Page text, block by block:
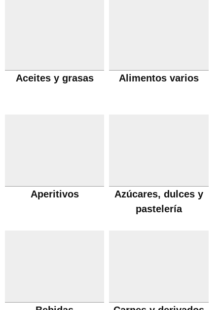
Aceites y grasas Alimentos varios
Aperitivos
Azúcares, dulces y
pastelería